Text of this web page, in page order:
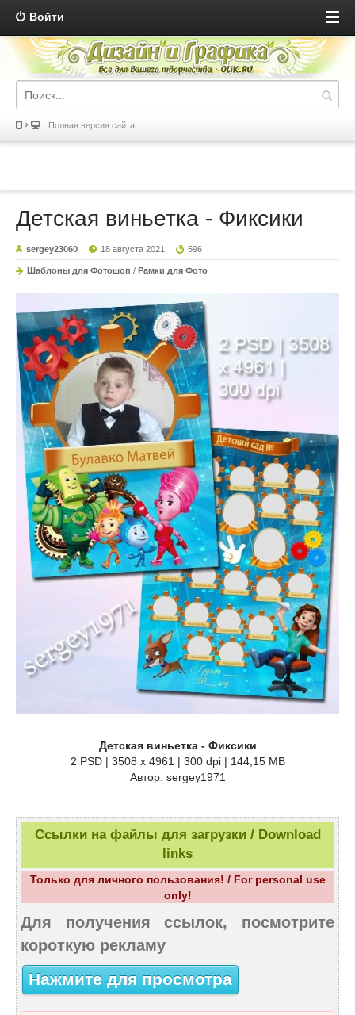
Войти
Полная версия сайта
Детская виньетка - Фиксики
sergey23060 18 августа 2021 596
Шаблоны для Фотошоп / Рамки для Фото
Детская виньетка - Фиксики
2 PSD | 3508 x 4961 | 300 dpi | 144,15 MB
Автор: sergey1971
Ссылки на файлы для загрузки / Download
links
Только для личного пользования! / For personal use
only!
Для получения ссылок, посмотрите
короткую рекламу
Нажмите для просмотра